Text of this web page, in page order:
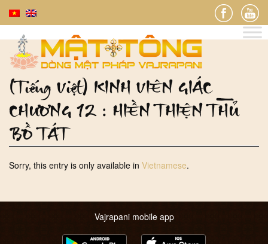
(Tiếng Việt) KINH VIÊN GIÁC _
CHƯƠNG 12 : HIỀN THIỆN THỦ
BỒ TÁT
Sorry, this entry is only available in Vietnamese.
Vajrapani mobile app